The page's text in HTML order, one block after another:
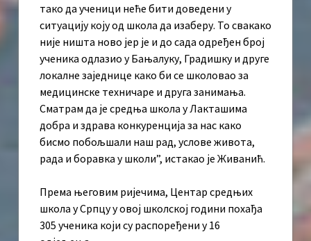
тако да ученици неће бити доведени у
ситуацију коју од школа да изаберу. То свакако
није ништа ново јер је и до сада одређен број
ученика одлазио у Бањалуку, Градишку и друге
локалне заједнице како би се школовао за
медицинске техничаре и друга занимања.
Сматрам да је средња школа у Лакташима
добра и здрава конкуренција за нас како
бисмо побољшали наш рад, услове живота,
рада и боравка у школи”, истакао је Живанић.
Према његовим ријечима, Центар средњих
школа у Српцу у овој школској години похађа
305 ученика који су распоређени у 16